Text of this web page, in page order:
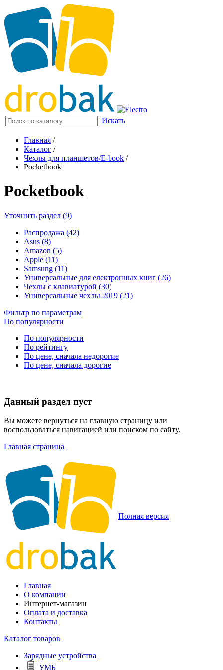
Искать
Главная /
Каталог /
Чехлы для планшетов/E-book /
Pocketbook
Pocketbook
Уточнить раздел (9)
Распродажа (42)
Asus (8)
Amazon (5)
Apple (11)
Samsung (11)
Универсальные для електронных книг (26)
Чехлы с клавиатурой (30)
Универсальные чехлы 2019 (21)
Фильтр по параметрам
По популярности
По популярности
По рейтингу
По цене, сначала недорогие
По цене, сначала дорогие
Данный раздел пуст
Вы можете вернуться на главную страницу или
воспользоваться навигацией или поиском по сайту.
Главная страница
Полная версия
Главная
О компании
Интернет-магазин
Оплата и доставка
Контакты
Каталог товаров
Зарядные устройства
УМБ